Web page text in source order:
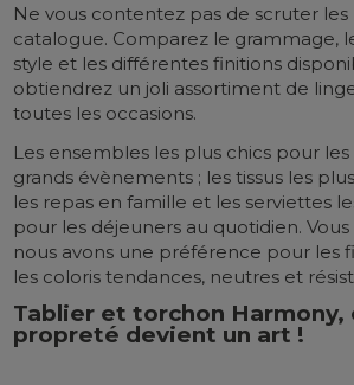
Ne vous contentez pas de scruter
catalogue. Comparez le grammage,
style et les différentes finitions
obtiendrez un joli assortiment de
toutes les occasions.
Les ensembles les plus chics pour
grands évènements ; les tissus les
les repas en famille et les serviettes
pour les déjeuners au quotidien.
nous avons une préférence pour les
les coloris tendances, neutres et
Tablier et torchon Harmony,
propreté devient un art !